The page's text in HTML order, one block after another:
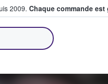
2009. Chaque commande est
des billets